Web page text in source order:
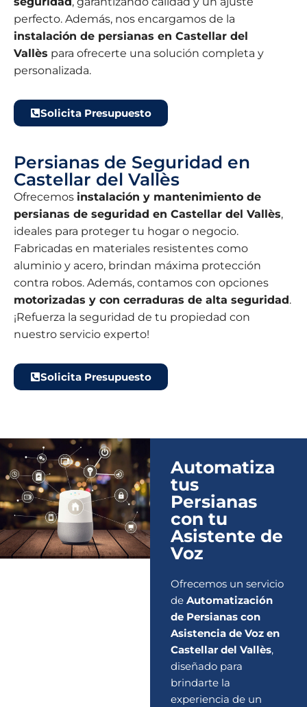
perfecto. Además, nos encargamos de la
instalación de persianas en Castellar del
Vallès para ofrecerte una solución completa y
personalizada.
Solicita Presupuesto
Persianas de Seguridad en
Castellar del Vallès
Ofrecemos instalación y mantenimiento de
persianas de seguridad en Castellar del Vallès,
ideales para proteger tu hogar o negocio.
Fabricadas en materiales resistentes como
aluminio y acero, brindan máxima protección
contra robos. Además, contamos con opciones
motorizadas y con cerraduras de alta seguridad.
¡Refuerza la seguridad de tu propiedad con
nuestro servicio experto!
Solicita Presupuesto
Automatiza
tus
Persianas
con tu
Asistente de
Voz
Ofrecemos un servicio
de Automatización
de Persianas con
Asistencia de Voz en
Castellar del Vallès,
diseñado para
brindarte la
experiencia de un